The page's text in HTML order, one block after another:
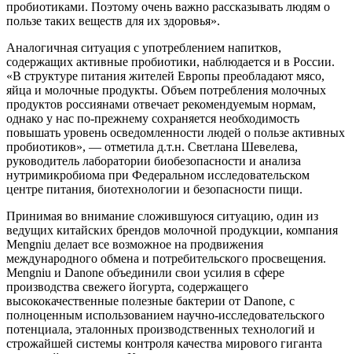
пробиотиками. Поэтому очень важно рассказывать людям о
пользе таких веществ для их здоровья».
Аналогичная ситуация с употреблением напитков,
содержащих активные пробиотики, наблюдается и в России.
«В структуре питания жителей Европы преобладают мясо,
яйца и молочные продукты. Объем потребления молочных
продуктов россиянами отвечает рекомендуемым нормам,
однако у нас по-прежнему сохраняется необходимость
повышать уровень осведомленности людей о пользе активных
пробиотиков», — отметила д.т.н. Светлана Шевелева,
руководитель лаборатории биобезопасности и анализа
нутримикробиома при Федеральном исследовательском
центре питания, биотехнологии и безопасности пищи.
Принимая во внимание сложившуюся ситуацию, один из
ведущих китайских брендов молочной продукции, компания
Mengniu делает все возможное на продвижения
международного обмена и потребительского просвещения.
Mengniu и Danone объединили свои усилия в сфере
производства свежего йогурта, содержащего
высококачественные полезные бактерии от Danone, с
полноценным использованием научно-исследовательского
потенциала, эталонных производственных технологий и
строжайшей системы контроля качества мирового гиганта